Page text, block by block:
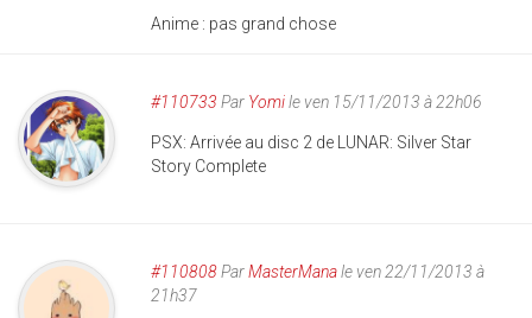
Anime : pas grand chose
#110733 Par Yomile ven 15/11/2013 à 22h06
PSX: Arrivée au disc 2 de LUNAR: Silver Star
Story Complete
#110808ParMasterManale ven 22/11/2013 à
21h37